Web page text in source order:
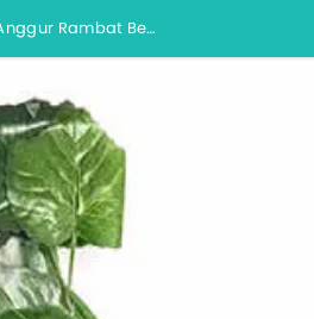
Daun Anggur Rambat Besar